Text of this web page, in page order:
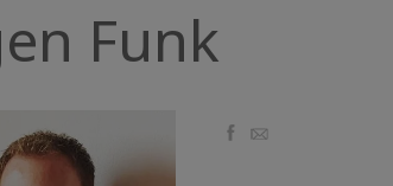
Funk
Facebook
Email